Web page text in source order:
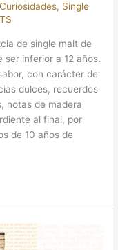
Curiosidades, Single
de single malt de
ser inferior a 12 años.
con carácter de
dulces, recuerdos
notas de madera
al final, por
de 10 años de